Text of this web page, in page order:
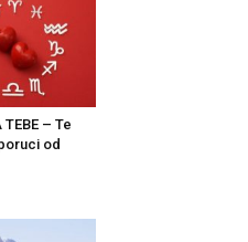
TEBE – Te
od